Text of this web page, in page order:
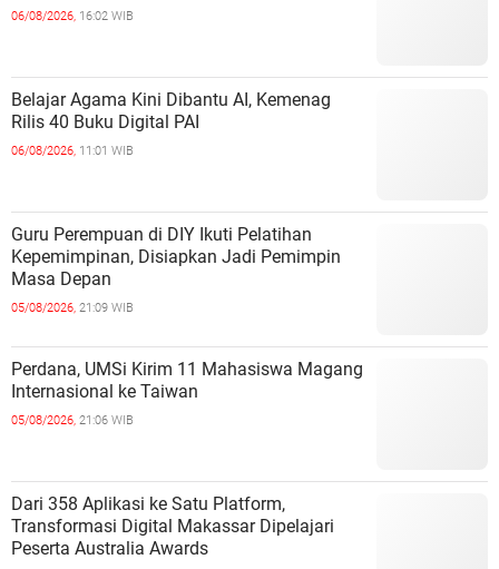
06/08/2026, 16:02 WIB
Belajar Agama Kini Dibantu AI, Kemenag
Rilis 40 Buku Digital PAI
06/08/2026, 11:01 WIB
Guru Perempuan di DIY Ikuti Pelatihan
Kepemimpinan, Disiapkan Jadi Pemimpin
Masa Depan
05/08/2026, 21:09 WIB
Perdana, UMSi Kirim 11 Mahasiswa Magang
Internasional ke Taiwan
05/08/2026, 21:06 WIB
Dari 358 Aplikasi ke Satu Platform,
Transformasi Digital Makassar Dipelajari
Peserta Australia Awards